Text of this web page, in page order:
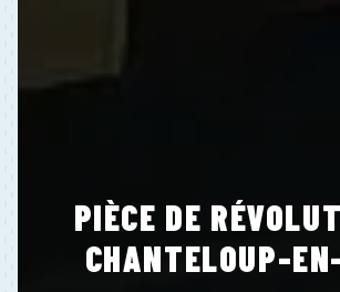
PIÈCE DE
CHANTELOUP-